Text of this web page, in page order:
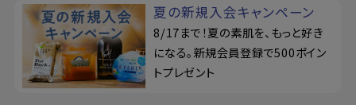
夏の新規入会キャンペーン
8/17まで！夏の素肌を、もっと好き
になる。新規会員登録で500ポイン
トプレゼント